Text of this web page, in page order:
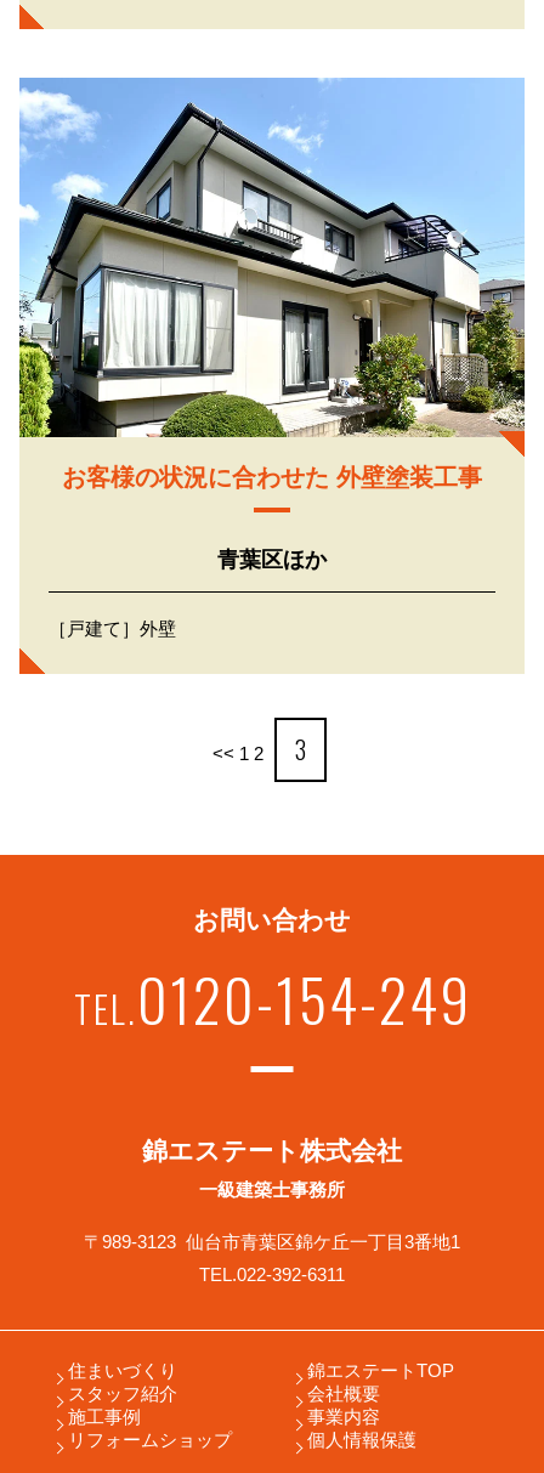
お客様の状況に合わせた 外壁塗装工事
青葉区ほか
［戸建て］外壁
<< 1 2 3
お問い合わせ
TEL.0120-154-249
錦エステート株式会社
一級建築士事務所
〒989-3123 仙台市青葉区錦ケ丘一丁目3番地1
TEL.022-392-6311
住まいづくり
錦エステートTOP
スタッフ紹介
会社概要
施工事例
事業内容
リフォームショップ
個人情報保護